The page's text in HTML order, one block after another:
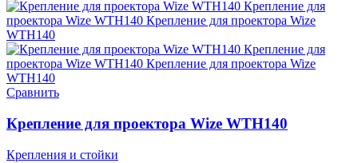
Сравнить
Крепление для проектора Wize WTH140
Крепления и стойки